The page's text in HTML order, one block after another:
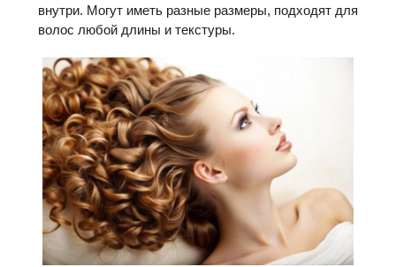
внутри. Могут иметь разные размеры, подходят для
волос любой длины и текстуры.